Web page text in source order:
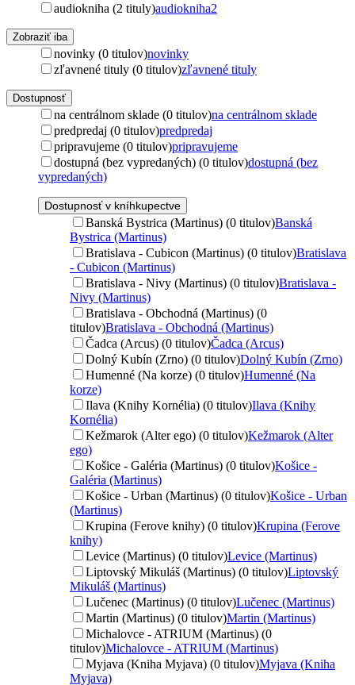
audiokniha (2 tituly)audiokniha2
Zobraziť iba
novinky (0 titulov)novinky
zľavnené tituly (0 titulov)zľavnené tituly
Dostupnosť
na centrálnom sklade (0 titulov)na centrálnom sklade
predpredaj (0 titulov)predpredaj
pripravujeme (0 titulov)pripravujeme
dostupná (bez vypredaných) (0 titulov)dostupná (bez
vypredaných)
Dostupnosť v kníhkupectve
Banská Bystrica (Martinus) (0 titulov)Banská
Bystrica (Martinus)
Bratislava - Cubicon (Martinus) (0 titulov)Bratislava
- Cubicon (Martinus)
Bratislava - Nivy (Martinus) (0 titulov)Bratislava -
Nivy (Martinus)
Bratislava - Obchodná (Martinus) (0
titulov)Bratislava - Obchodná (Martinus)
Čadca (Arcus) (0 titulov)Čadca (Arcus)
Dolný Kubín (Zrno) (0 titulov)Dolný Kubín (Zrno)
Humenné (Na korze) (0 titulov)Humenné (Na
korze)
Ilava (Knihy Kornélia) (0 titulov)Ilava (Knihy
Kornélia)
Kežmarok (Alter ego) (0 titulov)Kežmarok (Alter
ego)
Košice - Galéria (Martinus) (0 titulov)Košice -
Galéria (Martinus)
Košice - Urban (Martinus) (0 titulov)Košice - Urban
(Martinus)
Krupina (Ferove knihy) (0 titulov)Krupina (Ferove
knihy)
Levice (Martinus) (0 titulov)Levice (Martinus)
Liptovský Mikuláš (Martinus) (0 titulov)Liptovský
Mikuláš (Martinus)
Lučenec (Martinus) (0 titulov)Lučenec (Martinus)
Martin (Martinus) (0 titulov)Martin (Martinus)
Michalovce - ATRIUM (Martinus) (0
titulov)Michalovce - ATRIUM (Martinus)
Myjava (Kniha Myjava) (0 titulov)Myjava (Kniha
Myjava)